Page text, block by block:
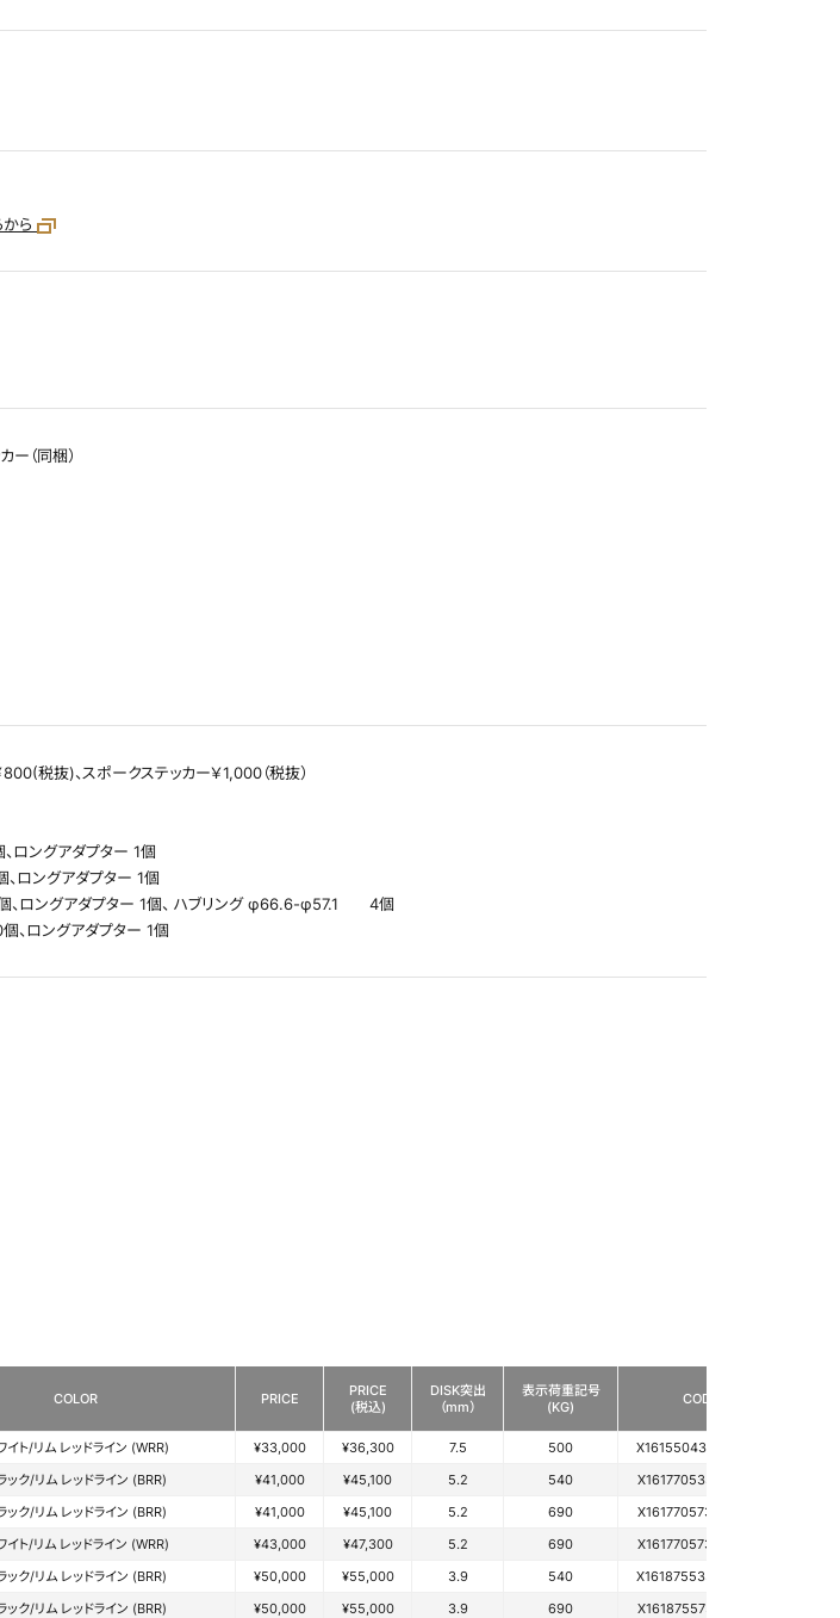
ら
ー（同梱）
税抜)、スポークステッカー￥1,000（税抜）
ングアダプター 1個
ロングアダプター 1個
ロングアダプター 1個、 ハブリング φ66.6-φ57.1 4個
ロングアダプター 1個
COLOR PRICE
PRICE
(税込)
DISK突出
（mm）
表示荷重記号
(KG)
CODE
イト/リム レッドライン (WRR) ¥33,000 ¥36,300 7.5 500
X161550433450460
ック/リム レッドライン (BRR) ¥41,000 ¥45,100 5.2 540
X16177053348036N
ック/リム レッドライン (BRR) ¥41,000 ¥45,100 5.2 690
X16177057348036N
イト/リム レッドライン (WRR) ¥43,000 ¥47,300 5.2 690
X16177057348046N
ック/リム レッドライン (BRR) ¥50,000 ¥55,000 3.9 540
X16187553350036N
ック/リム レッドライン (BRR) ¥50,000 ¥55,000 3.9 690
X16187557350036N